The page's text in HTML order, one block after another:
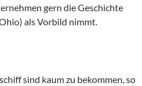
gern die Geschichte
als Vorbild nimmt.
sind kaum zu bekommen, so